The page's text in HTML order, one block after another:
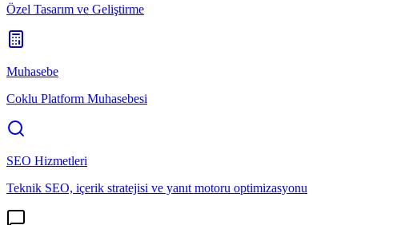
Özel Tasarım ve Geliştirme
Muhasebe
Coklu Platform Muhasebesi
SEO Hizmetleri
Teknik SEO, içerik stratejisi ve yanıt motoru optimizasyonu